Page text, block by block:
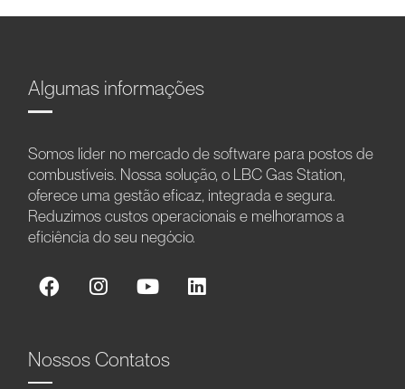
Algumas informações
Somos líder no mercado de software para postos de
combustíveis. Nossa solução, o LBC Gas Station,
oferece uma gestão eficaz, integrada e segura.
Reduzimos custos operacionais e melhoramos a
eficiência do seu negócio.
Nossos Contatos